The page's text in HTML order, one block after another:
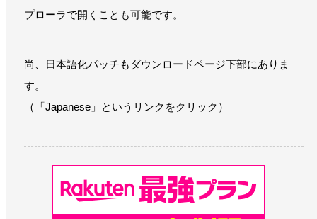
プローラで開くことも可能です。
尚、日本語化パッチもダウンロードページ下部にありま
す。
（「Japanese」というリンクをクリック）